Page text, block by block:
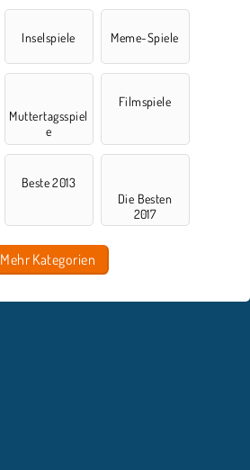
Inselspiele Meme-Spiele
Muttertagsspiel
e
Filmspiele
Beste 2013
Die Besten
2017
Mehr Kategorien